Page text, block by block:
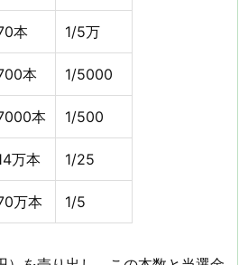
本 1/5万
本 1/5000
本 1/500
万本 1/25
万本 1/5